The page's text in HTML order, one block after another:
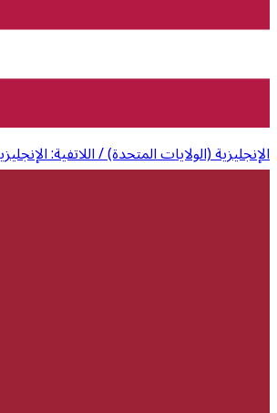
الإنجليزية (الولايات المتحدة) / اللاتفية: